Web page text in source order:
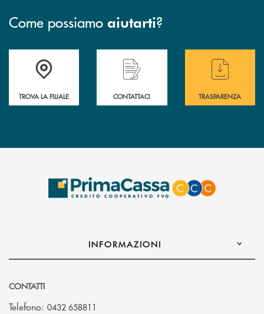
Come possiamo aiutarti?
Accedi all' elenco completo delle filiali .
TROVA LA FILIALE
Hai bisogno di assistenza immediata?
CONTATTACI
Hai bisogno di
TRASPARENZA
INFORMAZIONI
CONTATTI
Telefono: 0432 658811